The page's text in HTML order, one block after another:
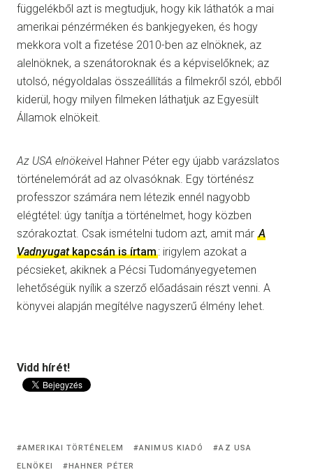
függelékből azt is megtudjuk, hogy kik láthatók a mai
amerikai pénzérméken és bankjegyeken, és hogy
mekkora volt a fizetése 2010-ben az elnöknek, az
alelnöknek, a szenátoroknak és a képviselőknek; az
utolsó, négyoldalas összeállítás a filmekről szól, ebből
kiderül, hogy milyen filmeken láthatjuk az Egyesült
Államok elnökeit.
Az USA elnökeivel Hahner Péter egy újabb varázslatos
történelemórát ad az olvasóknak. Egy történész
professzor számára nem létezik ennél nagyobb
elégtétel: úgy tanítja a történelmet, hogy közben
szórakoztat. Csak ismételni tudom azt, amit már A
Vadnyugatkapcsán is írtam: irigylem azokat a
pécsieket, akiknek a Pécsi Tudományegyetemen
lehetőségük nyílik a szerző előadásain részt venni. A
könyvei alapján megítélve nagyszerű élmény lehet.
Vidd hírét!
AMERIKAI TÖRTÉNELEM ANIMUS KIADÓ
AZ USA
ELNÖKEI
HAHNER PÉTER